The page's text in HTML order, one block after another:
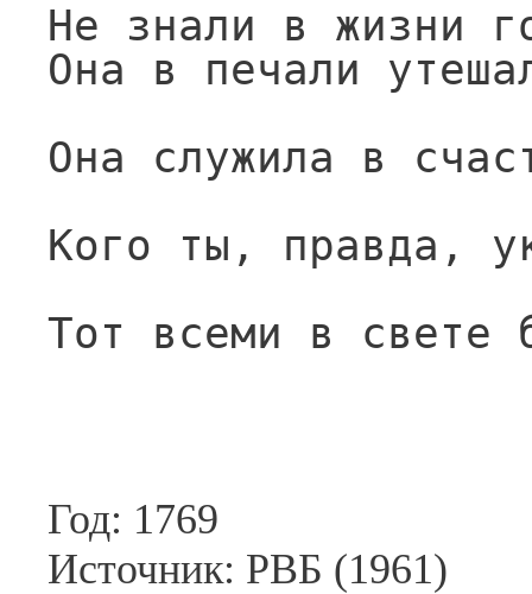
Не знали в жизни
Она в печали
Она служила в
Кого ты, правда,
Тот всеми в свете
Год: 1769
Источник: РВБ (1961)